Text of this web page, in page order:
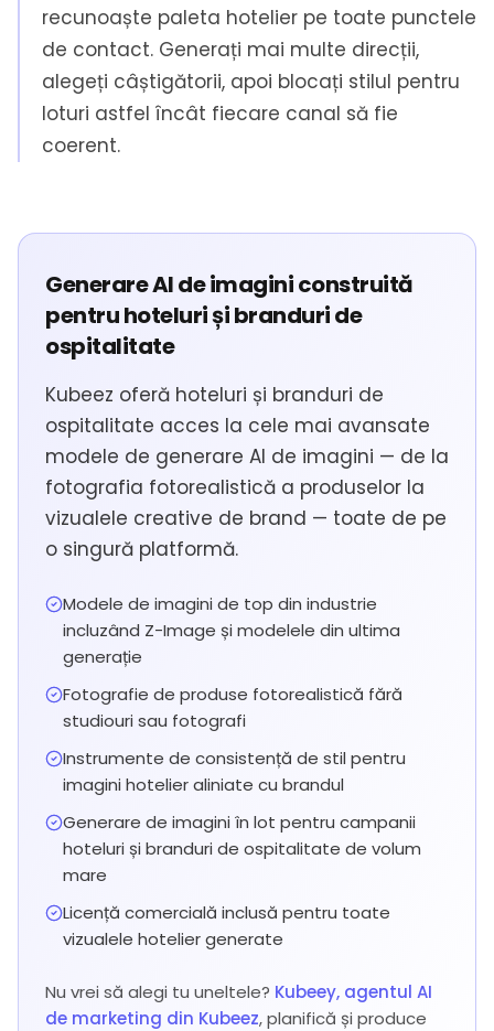
recunoaște paleta hotelier pe toate punctele
de contact. Generați mai multe direcții,
alegeți câștigătorii, apoi blocați stilul pentru
loturi astfel încât fiecare canal să fie
coerent.
Generare AI de imagini construită
pentru hoteluri și branduri de
ospitalitate
Kubeez oferă hoteluri și branduri de
ospitalitate acces la cele mai avansate
modele de generare AI de imagini — de la
fotografia fotorealistică a produselor la
vizualele creative de brand — toate de pe
o singură platformă.
Modele de imagini de top din industrie
incluzând Z-Image și modelele din ultima
generație
Fotografie de produse fotorealistică fără
studiouri sau fotografi
Instrumente de consistență de stil pentru
imagini hotelier aliniate cu brandul
Generare de imagini în lot pentru campanii
hoteluri și branduri de ospitalitate de volum
mare
Licență comercială inclusă pentru toate
vizualele hotelier generate
Nu vrei să alegi tu uneltele? Kubeey, agentul AI
de marketing din Kubeez, planifică și produce